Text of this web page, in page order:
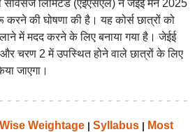
लिमिटेड (एईएसएल) ने जेईई मेन 2025
की घोषणा की है। यह कोर्स छात्रों को
में मदद करने के लिए बनाया गया है। जेईई
चरण 2 में उपस्थित होने वाले छात्रों के लिए
जाएगा।
Weightage| Syllabus| Most